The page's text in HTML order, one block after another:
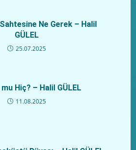
Ne Gerek – Halil
GÜLEL
25.07.2025
Hiç? – Halil GÜLEL
11.08.2025